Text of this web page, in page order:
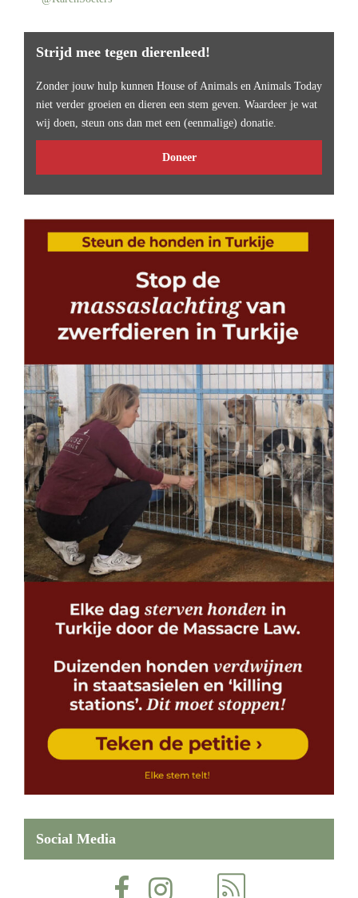
Strijd mee tegen dierenleed!
Zonder jouw hulp kunnen House of Animals en Animals Today
niet verder groeien en dieren een stem geven. Waardeer je wat
wij doen, steun ons dan met een (eenmalige) donatie.
Doneer
Social Media